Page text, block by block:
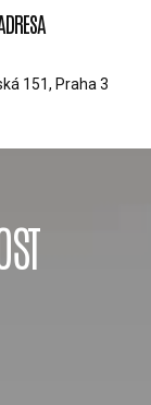
151, Praha 3